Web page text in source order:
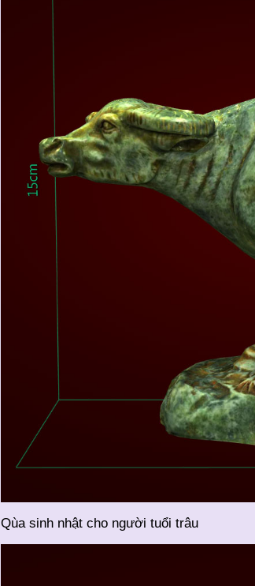
Qùa sinh nhật cho người tuổi trâu